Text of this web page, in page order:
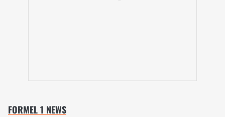
FORMEL 1 NEWS